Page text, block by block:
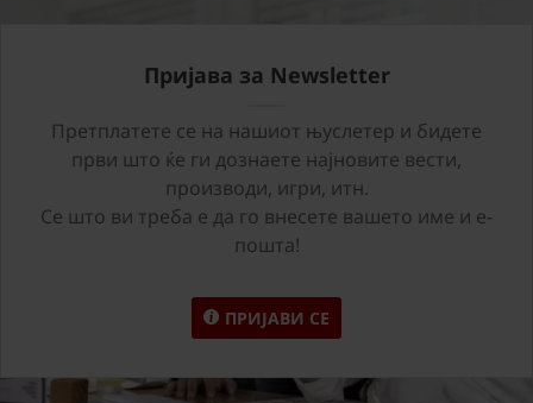
Пријава за Newsletter
Претплатете се на нашиот њуслетер и бидете
први што ќе ги дознаете најновите вести,
производи, игри, итн.
Се што ви треба е да го внесете вашето име и е-
пошта!
ПРИЈАВИ СЕ